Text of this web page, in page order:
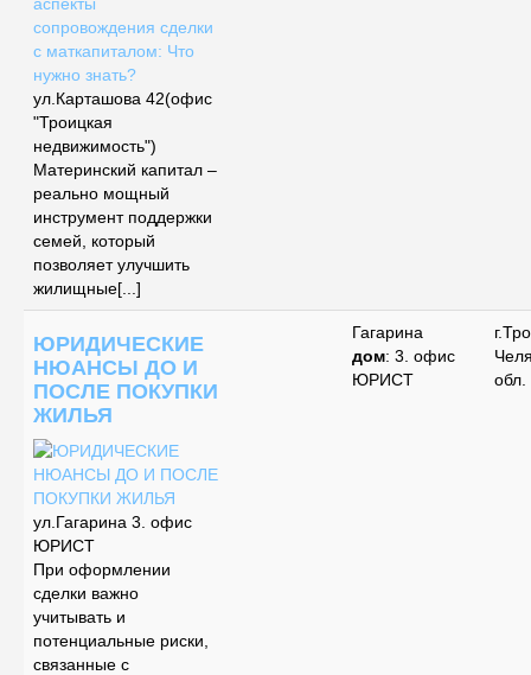
ул.Карташова 42(офис
"Троицкая
недвижимость")
Материнский капитал –
реально мощный
инструмент поддержки
семей, который
позволяет улучшить
жилищные[...]
ЮРИДИЧЕСКИЕ
НЮАНСЫ ДО И
ПОСЛЕ ПОКУПКИ
ЖИЛЬЯ
ул.Гагарина 3. офис
ЮРИСТ
При оформлении
сделки важно
учитывать и
потенциальные риски,
связанные с
Гагарина
дом: 3. офис
ЮРИСТ
обл.